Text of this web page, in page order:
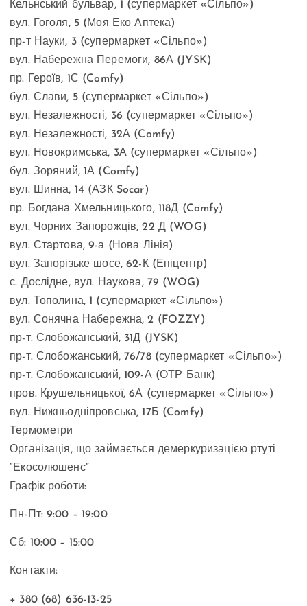
Кельнський бульвар, 1 (супермаркет «Сільпо»)
вул. Гоголя, 5 (Моя Еко Аптека)
пр-т Науки, 3 (супермаркет «Сільпо»)
вул. Набережна Перемоги, 86А (JYSK)
пр. Героїв, 1С (Comfy)
бул. Слави, 5 (супермаркет «Сільпо»)
вул. Незалежності, 36 (супермаркет «Сільпо»)
вул. Незалежності, 32А (Comfy)
вул. Новокримська, 3А (супермаркет «Сільпо»)
бул. Зоряний, 1А (Comfy)
вул. Шинна, 14 (АЗК Socar)
пр. Богдана Хмельницького, 118Д (Comfy)
вул. Чорних Запорожців, 22 Д (WOG)
вул. Стартова, 9-а (Нова Лінія)
вул. Запорізьке шосе, 62-К (Епіцентр)
с. Дослідне, вул. Наукова, 79 (WOG)
вул. Тополина, 1 (супермаркет «Сільпо»)
вул. Сонячна Набережна, 2 (FOZZY)
пр-т. Слобожанський, 31Д (JYSK)
пр-т. Слобожанський, 76/78 (супермаркет «Сільпо»)
пр-т. Слобожанський, 109-А (ОТР Банк)
пров. Крушельницької, 6А (супермаркет «Сільпо»)
вул. Нижньодніпровська, 17Б (Comfy)
Термометри
Організація, що займається демеркуризацією ртуті
“Екосолюшенс”
Графік роботи:
Пн-Пт: 9:00 – 19:00
Сб: 10:00 – 15:00
Контакти:
+ 380 (68) 636-13-25